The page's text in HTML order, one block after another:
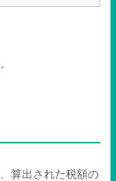
算出された税額の